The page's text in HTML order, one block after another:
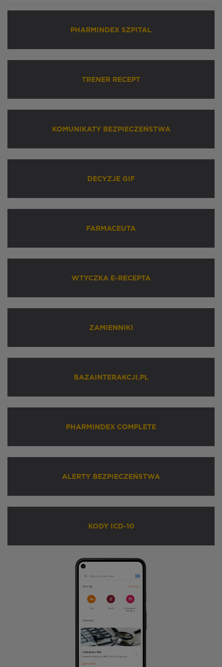
PHARMINDEX SZPITAL
TRENER RECEPT
KOMUNIKATY BEZPIECZEŃSTWA
DECYZJE GIF
FARMACEUTA
WTYCZKA E-RECEPTA
ZAMIENNIKI
BAZAINTERAKCJI.PL
PHARMINDEX COMPLETE
ALERTY BEZPIECZEŃSTWA
KODY ICD-10